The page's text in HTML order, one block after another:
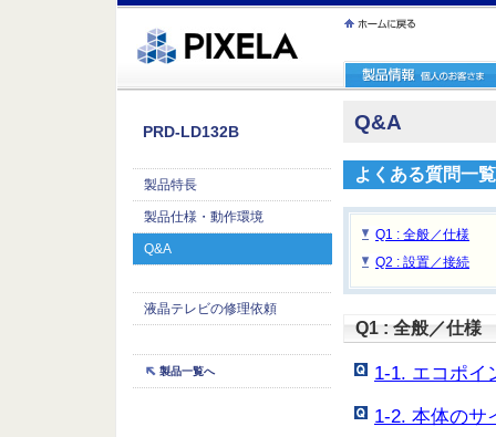
繝ｳ繧ｯ縺ｧ縺吶�
PRD-LD132B
製品特長
製品仕様・動作環境
Q&A
液晶テレビの修理依頼
製品一覧へ
Q&A
よくある質問一覧
Q1 : 全般／仕様
Q2 : 設置／接続
Q1 : 全般／仕様
1-1. エコポイ
1-2. 本体のサ